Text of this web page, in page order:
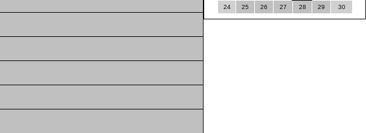
24 25 26 27 28 29 30